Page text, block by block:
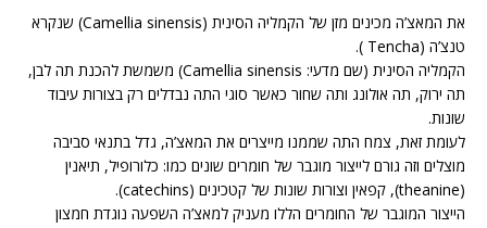
את המאצ’ה מכינים מזן של הקמליה הסינית (Camellia sinensis) שנקרא
טנצ’ה (Tencha ).
הקמליה הסינית (שם מדעי: Camellia sinensis) משמשת להכנת תה לבן,
תה ירוק, תה אולונג ותה שחור כאשר סוגי התה נבדלים רק בצורות עיבוד
שונות.
לעומת זאת, צמח התה שממנו מייצרים את המאצ’ה, גדל בתנאי סביבה
מוצלים וזה גורם לייצור מוגבר של חומרים שונים כמו: כלורופיל, תיאנין
(theanine), קפאין וצורות שונות של קטכינים (catechins).
הייצור המוגבר של החומרים הללו מעניק למאצ’ה השפעה נוגדת חמצון